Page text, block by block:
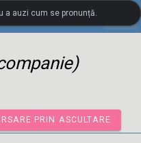
vizual în limba chineză
EXERSARE PRIN
a auzi cum se pronunță.